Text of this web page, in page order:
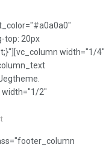
top: 20px
width="1/4"
width="1/2"